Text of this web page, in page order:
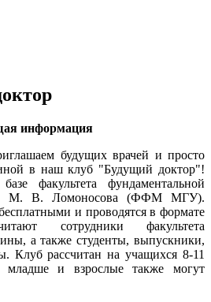
информация
будущих врачей и просто
в наш клуб "Будущий доктор"!
факультета фундаментальной
М. В. Ломоносова (ФФМ МГУ).
и проводятся в формате
сотрудники факультета
а также студенты, выпускники,
Клуб рассчитан на учащихся 8-11
младше и взрослые также могут